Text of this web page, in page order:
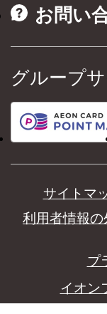
お問い
グループ
サイトマ
利用者情報
プ
イオン